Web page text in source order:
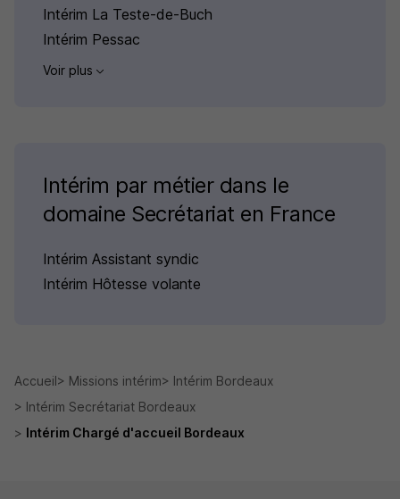
Intérim La Teste-de-Buch
Intérim Pessac
Voir plus
Intérim par métier dans le
domaine Secrétariat en France
Intérim Assistant syndic
Intérim Hôtesse volante
Accueil Missions intérim
Intérim Bordeaux
Intérim Secrétariat Bordeaux
Intérim Chargé d'accueil Bordeaux